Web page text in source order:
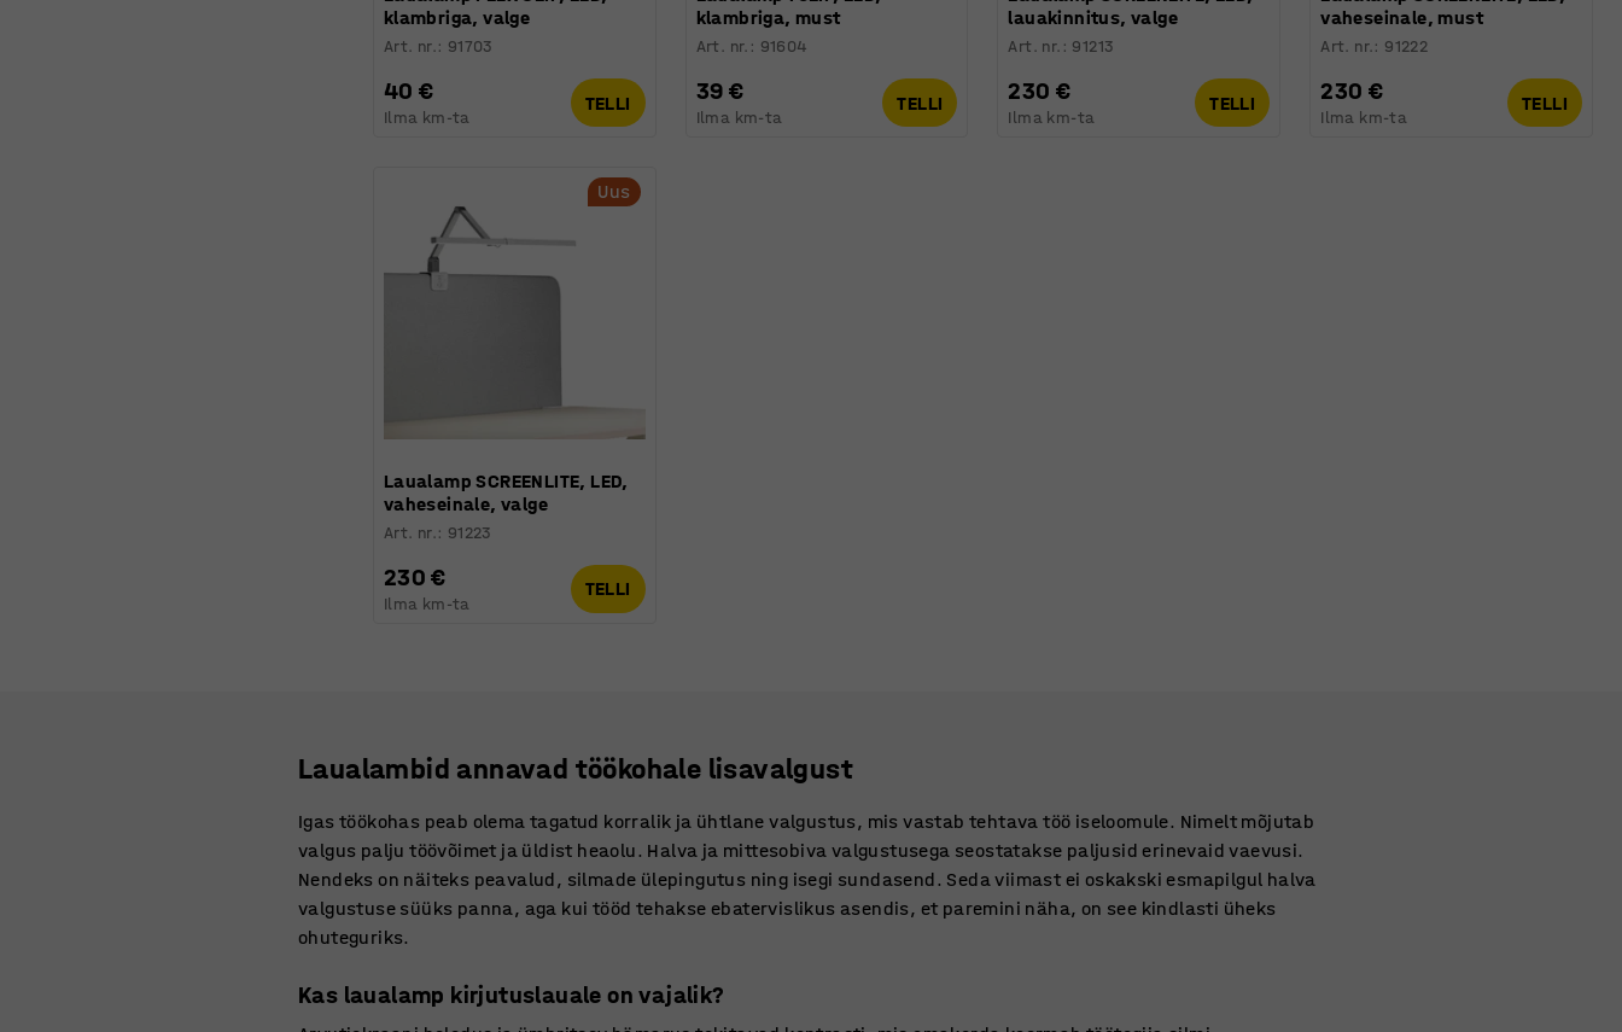
klambriga, valge
Art. nr.: 91703
40 €
Ilma km-ta
TELLI
klambriga, must
Art. nr. : 91604
39 €
Ilma km-ta
TELLI
lauakinnitus, valge
Art. nr. : 91213
230 €
Ilma km-ta
TELLI
vaheseinale, must
Art. nr.: 91222
230 €
Ilma km-ta
TELLI
Uus
Laualamp SCREENLITE, LED,
vaheseinale, valge
Art. nr.: 91223
230 €
Ilma km-ta
TELLI
Laualambid annavad töökohale lisavalgust
Igas töökohas peab olema tagatud korralik ja ühtlane valgustus, mis vastab tehtava töö iseloomule. Nimelt mõjutab
valgus palju töövõimet ja üldist heaolu. Halva ja mittesobiva valgustusega seostatakse paljusid erinevaid vaevusi.
Nendeks on näiteks peavalud, silmade ülepingutus ning isegi sundasend. Seda viimast ei oskakski esmapilgul halva
valgustuse süüks panna, aga kui tööd tehakse ebatervislikus asendis, et paremini näha, on see kindlasti üheks
ohuteguriks.
Kas laualamp kirjutuslauale on vajalik?